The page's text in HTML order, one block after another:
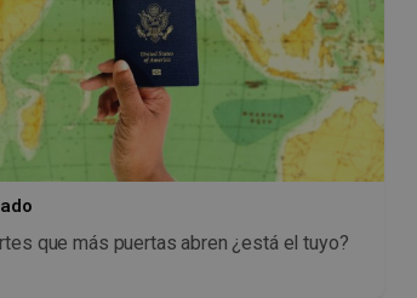
que más puertas abren ¿está el tuyo?